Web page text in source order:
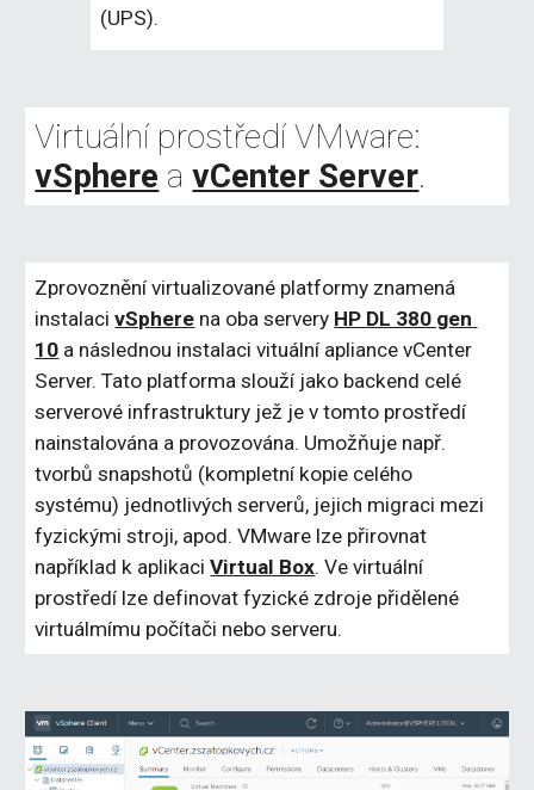
(UPS).
vSphere a vCenter Server.
Zprovoznění virtualizované platformy znamená
instalaci vSphere na oba servery HP DL 380 gen
10 a následnou instalaci vituální apliance vCenter
Server. Tato platforma slouží jako backend celé
serverové infrastruktury jež je v tomto prostředí
nainstalována a provozována. Umožňuje např.
tvorbů snapshotů (kompletní kopie celého
systému) jednotlivých serverů, jejich migraci mezi
fyzickými stroji, apod. VMware lze přirovnat
například k aplikaci Virtual Box. Ve virtuální
prostředí lze definovat fyzické zdroje přidělené
virtuálmímu počítači nebo serveru.